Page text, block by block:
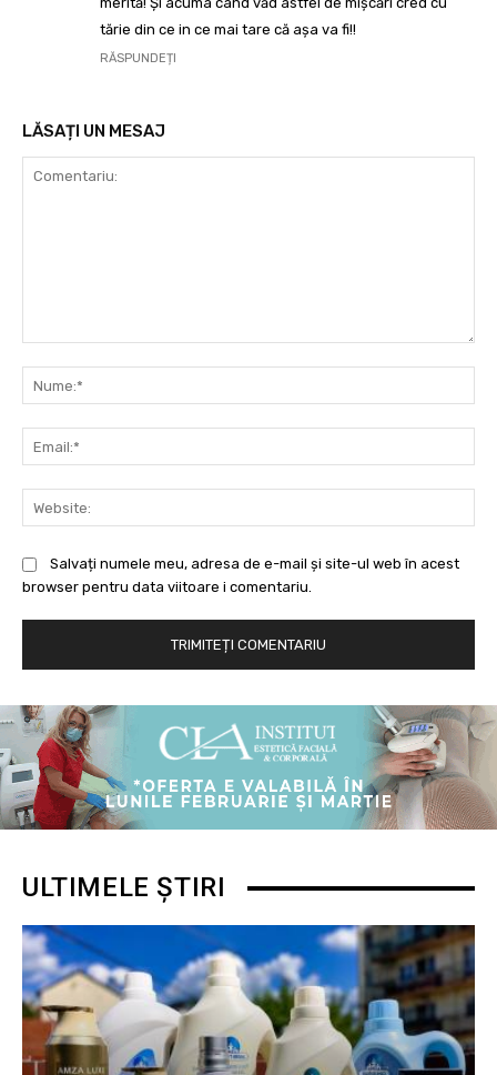
tărie din ce in ce mai tare că așa va fi!!
RĂSPUNDEȚI
LĂSAȚI UN MESAJ
Salvați numele meu, adresa de e-mail și site-ul web în acest
browser pentru data viitoare i comentariu.
ULTIMELE ȘTIRI